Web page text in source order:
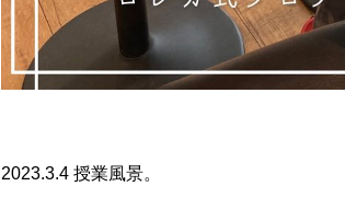
2023.3.4 授業風景。